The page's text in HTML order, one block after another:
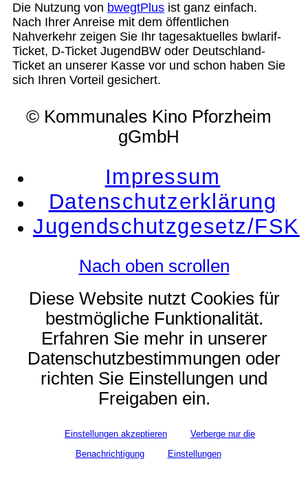
Die Nutzung von bwegtPlus ist ganz einfach.
Nach Ihrer Anreise mit dem öffentlichen
Nahverkehr zeigen Sie Ihr tagesaktuelles bwlarif-
Ticket, D-Ticket JugendBW oder Deutschland-
Ticket an unserer Kasse vor und schon haben Sie
sich Ihren Vorteil gesichert.
© Kommunales Kino Pforzheim
gGmbH
Impressum
Datenschutzerklärung
Jugendschutzgesetz/FSK
Nach oben scrollen
Diese Website nutzt Cookies für
bestmögliche Funktionalität.
Erfahren Sie mehr in unserer
Datenschutzbestimmungen oder
richten Sie Einstellungen und
Freigaben ein.
Einstellungen akzeptieren
Verberge nur die
Benachrichtigung
Einstellungen